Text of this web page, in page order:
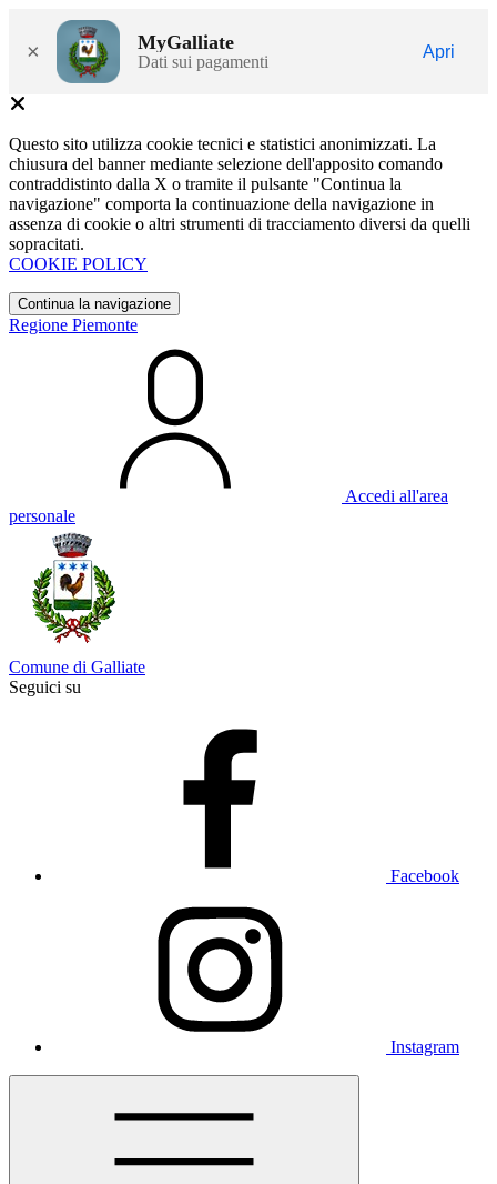
× MyGalliate
Dati sui pagamenti
Apri
Questo sito utilizza cookie tecnici e statistici anonimizzati. La
chiusura del banner mediante selezione dell'apposito comando
contraddistinto dalla X o tramite il pulsante "Continua la
navigazione" comporta la continuazione della navigazione in
assenza di cookie o altri strumenti di tracciamento diversi da quelli
sopracitati.
COOKIE POLICY
Continua la navigazione
Regione Piemonte
Accedi all'area
personale
Comune di Galliate
Seguici su
Facebook
Instagram